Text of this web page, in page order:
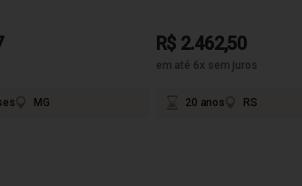
MG
R$ 2.462,50
em até 6x sem juros
20 anos RS